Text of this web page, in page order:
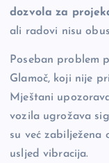
dozvola za
ali radovi nisu
Poseban problem
Glamoč, koji nije
Mještani
vozila ugrožava
su već zabilježena
usljed vibracija.